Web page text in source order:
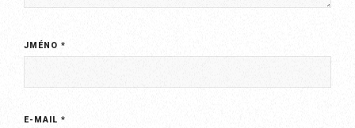
JMÉNO*
E-MAIL*